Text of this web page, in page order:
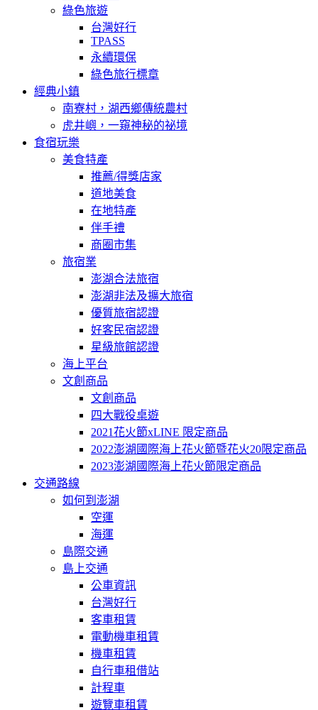
綠色旅遊
台灣好行
TPASS
永續環保
綠色旅行標章
經典小鎮
南寮村，湖西鄉傳統農村
虎井嶼，一窺神秘的祕境
食宿玩樂
美食特產
推薦/得獎店家
道地美食
在地特產
伴手禮
商圈市集
旅宿業
澎湖合法旅宿
澎湖非法及擴大旅宿
優質旅宿認證
好客民宿認證
星級旅館認證
海上平台
文創商品
文創商品
四大戰役桌遊
2021花火節xLINE 限定商品
2022澎湖國際海上花火節暨花火20限定商品
2023澎湖國際海上花火節限定商品
交通路線
如何到澎湖
空運
海運
島際交通
島上交通
公車資訊
台灣好行
客車租賃
電動機車租賃
機車租賃
自行車租借站
計程車
遊覽車租賃